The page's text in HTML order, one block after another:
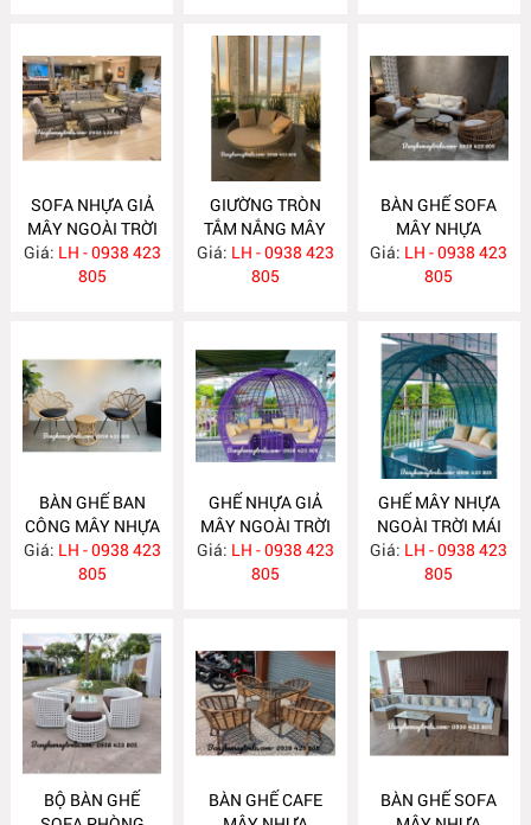
SOFA NHỰA GIẢ
MÂY NGOÀI TRỜI
NH297
Giá: LH - 0938 423
805
GIƯỜNG TRÒN
TẮM NẮNG MÂY
NHỰA NH296
Giá: LH - 0938 423
805
BÀN GHẾ SOFA
MÂY NHỰA
NH295
Giá: LH - 0938 423
805
BÀN GHẾ BAN
CÔNG MÂY NHỰA
NH294
Giá: LH - 0938 423
805
GHẾ NHỰA GIẢ
MÂY NGOÀI TRỜI
CÓ MÁI CHE
NH292
Giá: LH - 0938 423
805
GHẾ MÂY NHỰA
NGOÀI TRỜI MÁI
VÒM NH291
Giá: LH - 0938 423
805
BỘ BÀN GHẾ
BÀN GHẾ CAFE
BÀN GHẾ SOFA